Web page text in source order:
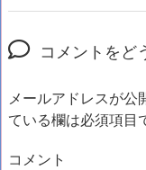
コメントをど
メールアドレスが公
ている欄は必須項目
コメント